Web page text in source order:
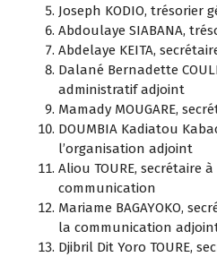
Joseph KODIO, trésorier
Abdoulaye SIABANA,
Abdelaye KEITA,
Dalané Bernadette
administratif adjoint
Mamady MOUGARE,
DOUMBIA Kadiatou
l’organisation adjoint
Aliou TOURE, secrétaire
communication
Mariame BAGAYOKO,
la communication
Djibril Dit Yoro TOURE,